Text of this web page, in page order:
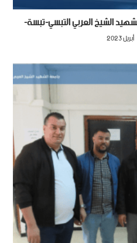
الشيخ العربي التبسي-تبسة-